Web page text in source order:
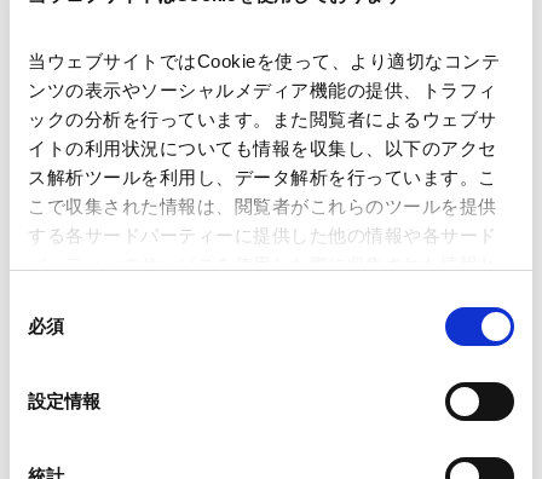
当ウェブサイトではCookieを使って、より適切なコンテ
ンツの表示やソーシャルメディア機能の提供、トラフィ
ックの分析を行っています。また閲覧者によるウェブサ
イトの利用状況についても情報を収集し、以下のアクセ
ス解析ツールを利用し、データ解析を行っています。こ
こで収集された情報は、閲覧者がこれらのツールを提供
する各サードパーティーに提供した他の情報や各サード
ことがあります。
Google Analytics利用規約（
Marketo
必須
設定情報
向
2021.11.22
グレーターチャイナセミナー第10回「比較法
的観点からみた中国・香港・台湾の個人情報
保護規制の直近動向」
2021.10.21
激動の香港におけるM&A ～中国大陸法との比
2021.04.22